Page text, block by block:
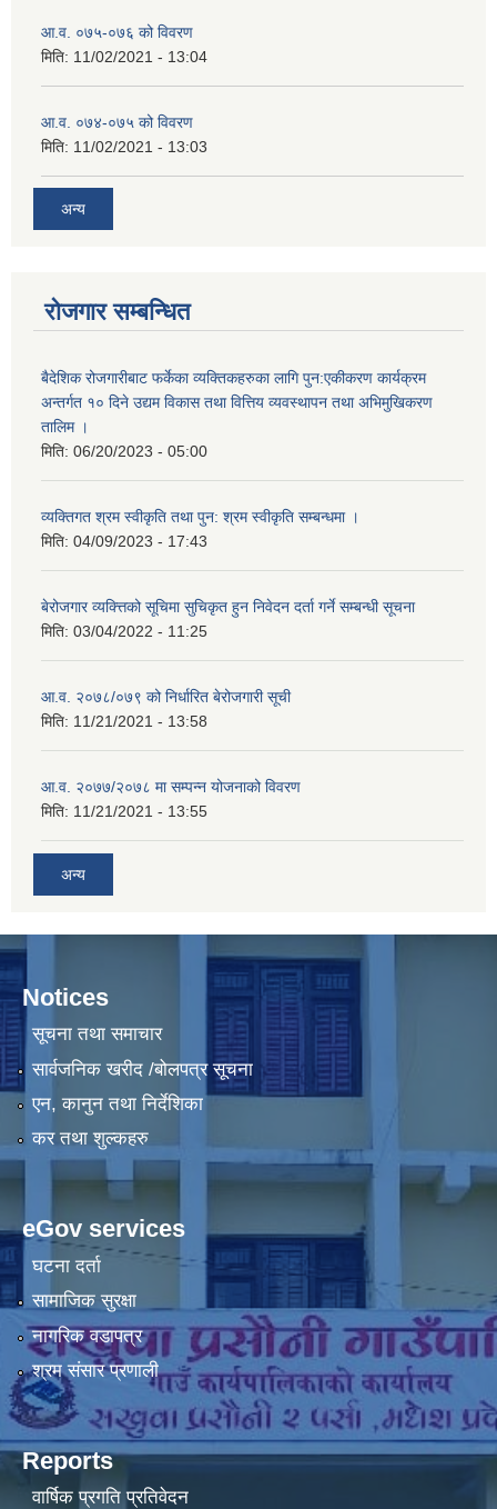
आ.व. ०७५-०७६ को विवरण
मिति: 11/02/2021 - 13:04
आ.व. ०७४-०७५ को विवरण
मिति: 11/02/2021 - 13:03
अन्य
रोजगार सम्बन्धित
बैदेशिक रोजगारीबाट फर्केका व्यक्तिकहरुका लागि पुन:एकीकरण कार्यक्रम
अन्तर्गत १० दिने उद्यम विकास तथा वित्तिय व्यवस्थापन तथा अभिमुखिकरण
तालिम ।
मिति: 06/20/2023 - 05:00
व्यक्तिगत श्रम स्वीकृति तथा पुन: श्रम स्वीकृति सम्बन्धमा ।
मिति: 04/09/2023 - 17:43
बेरोजगार व्यक्त्तिको सूचिमा सुचिकृत हुन निवेदन दर्ता गर्ने सम्बन्धी सूचना
मिति: 03/04/2022 - 11:25
आ.व. २०७८/०७९ को निर्धारित बेरोजगारी सूची
मिति: 11/21/2021 - 13:58
आ.व. २०७७/२०७८ मा सम्पन्न योजनाको विवरण
मिति: 11/21/2021 - 13:55
अन्य
Notices
सूचना तथा समाचार
सार्वजनिक खरीद /बोलपत्र सूचना
एन, कानुन तथा निर्देशिका
कर तथा शुल्कहरु
eGov services
घटना दर्ता
सामाजिक सुरक्षा
नागरिक वडापत्र
श्रम संसार प्रणाली
Reports
वार्षिक प्रगति प्रतिवेदन